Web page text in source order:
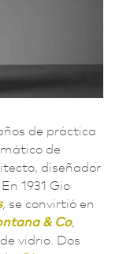
de práctica
de
diseñador
En 1931 Gio
, se convirtió en
& Co,
vidrio. Dos